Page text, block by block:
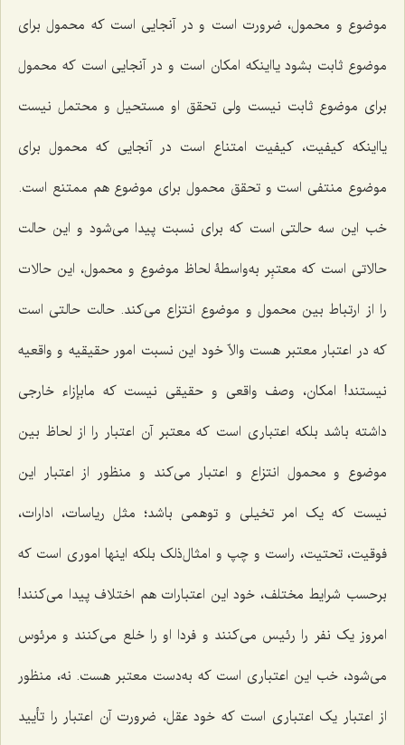
موضوع و محمول، ضرورت است و در آنجا‌یی است که محمول برای
موضوع ثابت ‌بشود یااینکه امکان است و در آنجایی است که محمول
برای موضوع ثابت نیست ولی تحقق او مستحیل و محتمل نیست
یااینکه کیفیت، کیفیت امتناع است در آنجایی که محمول برای
موضوع منتفی است و تحقق محمول برای موضوع هم ممتنع است.
خب این سه حالتی است که برای نسبت پیدا می‌شود و این حالت
حالاتی است که معتبِر به‌واسطۀ لحاظ موضوع و محمول، این حالات
را از ارتباط بین محمول و موضوع انتزاع می‌کند. حالت حالتی است
که در اعتبار معتبر هست والاّ خود این نسبت امور حقیقیه و واقعیه
نیستند! امکان، وصف واقعی و حقیقی نیست که ما‌بإزاء خارجی
داشته باشد بلکه اعتباری است که معتبر آن اعتبار را از لحاظ بین
موضوع و محمول انتزاع و اعتبار می‌کند و منظور از اعتبار این
نیست که یک امر تخیلی و توهمی باشد؛ مثل ریاسات، ادارات،
فوقیت، تحتیت، راست و چپ و امثال‌ذلک بلکه اینها اموری است که
برحسب شرایط مختلف، خود این اعتبارات هم اختلاف پیدا می‌کنند!
امروز یک نفر را رئیس می‌کنند و فردا او را خلع می‌کنند و مرئوس
می‌شود، خب این اعتباری است که به‌دست معتبر هست. نه، منظور
از اعتبار یک اعتباری است که خود عقل، ضرورت آن اعتبار را تأیید